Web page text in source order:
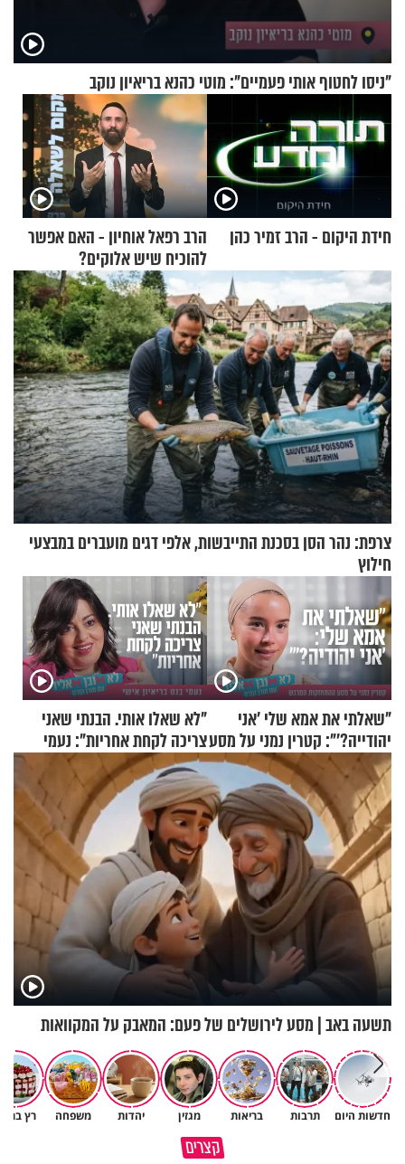
"ניסו לחטוף אותי פעמיים": מוטי כהנא בריאיון נוקב
חידת היקום - הרב זמיר כהן
הרב רפאל אוחיון - האם אפשר
להוכיח שיש אלוקים?
צרפת: נהר הסן בסכנת התייבשות, אלפי דגים מועברים במבצעי
חילוץ
"שאלתי את אמא שלי 'אני
יהודייה?'": קטרין נמני על מסע
ההתחזקות המרגש
"לא שאלו אותי. הבנתי שאני
צריכה לקחת אחריות": נעמי
בנט בריאיון אישי
תשעה באב | מסע לירושלים של פעם: המאבק על המקוואות
חדשות היום תרבות בריאות מגזין יהדות משפחה רץ
קצרים
הגעתי לגיל 108 בזכות הכיבוד